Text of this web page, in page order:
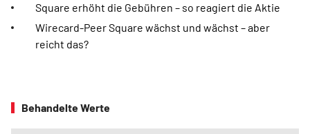
Square erhöht die Gebühren – so reagiert die Aktie
Wirecard-Peer Square wächst und wächst – aber
reicht das?
Behandelte Werte